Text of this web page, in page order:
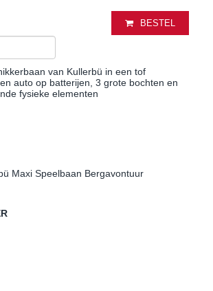
BESTEL
van Kullerbü in een tof
auto op batterijen, 3 grote bochten en
fysieke elementen
Maxi Speelbaan Bergavontuur